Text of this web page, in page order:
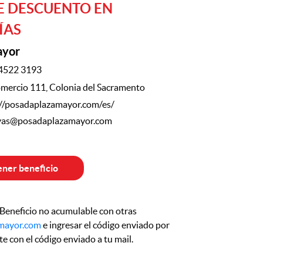
DESCUENTO EN
3193
111, Colonia del Sacramento
posadaplazamayor.com/es/
beneficio
no acumulable con otras
e ingresar el código enviado por
con el código enviado a tu mail.